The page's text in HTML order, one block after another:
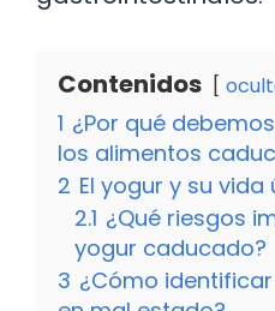
Contenidos
1 ¿Por qué
los alimentos
2 El yogur y su vida
2.1 ¿Qué riesgos
yogur caducado?
3 ¿Cómo